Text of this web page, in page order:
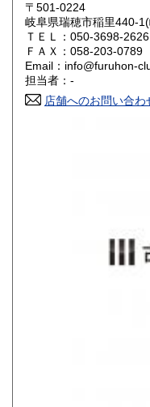
岡山県
山口県
香川県
〒501-0224
岐阜県瑞穂市稲里440-
ＴＥＬ：050-3698-2626
ＦＡＸ：058-203-0789
Email：info@furuhon-
担当者：-
店舗へのお問い合わ